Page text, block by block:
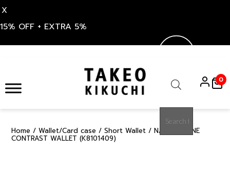
X
15% OFF + EXTRA 5%
content
search
0
Home / Wallet/Card case / Short Wallet / NAVY MARINE
CONTRAST WALLET (K8101409)